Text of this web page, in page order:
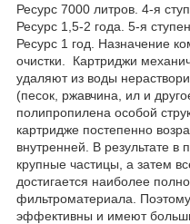
Ресурс 7000 литров. 4-я
Ресурс 1,5-2 года. 5-я
Ресурс 1 год. Назначение
очистки. Картриджи
удаляют из воды
(песок, ржавчина, ил и
полипропилена особой
картридже постепенно
внутренней. В результате
крупные частицы, а затем
достигается наиболее
фильтроматериала.
эффективны и имеют